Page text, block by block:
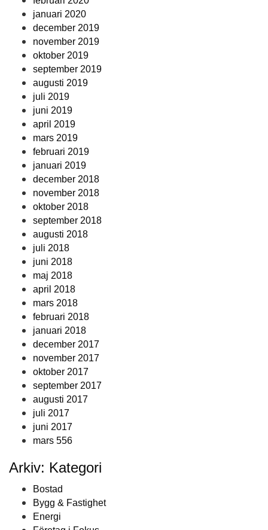
januari 2020
december 2019
november 2019
oktober 2019
september 2019
augusti 2019
juli 2019
juni 2019
april 2019
mars 2019
februari 2019
januari 2019
december 2018
november 2018
oktober 2018
september 2018
augusti 2018
juli 2018
juni 2018
maj 2018
april 2018
mars 2018
februari 2018
januari 2018
december 2017
november 2017
oktober 2017
september 2017
augusti 2017
juli 2017
juni 2017
mars 556
Arkiv: Kategori
Bostad
Bygg & Fastighet
Energi